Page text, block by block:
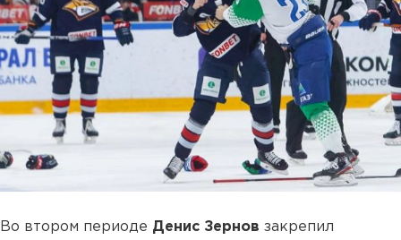
Во втором периоде Денис Зернов закрепил